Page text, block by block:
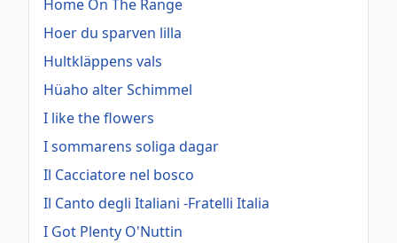
Home On The Range
Hoer du sparven lilla
Hultkläppens vals
Hüaho alter Schimmel
I like the flowers
I sommarens soliga dagar
Il Cacciatore nel bosco
Il Canto degli Italiani -Fratelli Italia
I Got Plenty O'Nuttin